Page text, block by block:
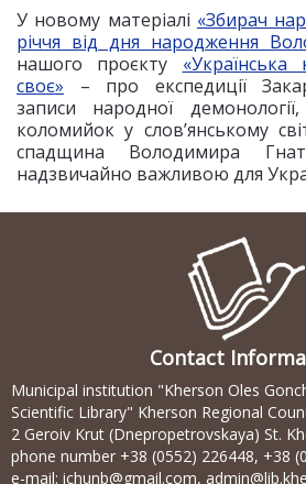
У новому матеріалі «Збирач
річчя від дня народження
нашого проєкту «Українська
своє» – про експедиції
записи народної
коломийок у слов’янському
спадщина Володимира
надзвичайно важливою для
Contact
Municipal institution "Kherson Oles
Scientific Library" Kherson Regional
2 Geroiv Krut (Dnepropetrovskaya) St.
phone number +38 (0552) 226448, +38
e-mail: ichunb@gmail.com,